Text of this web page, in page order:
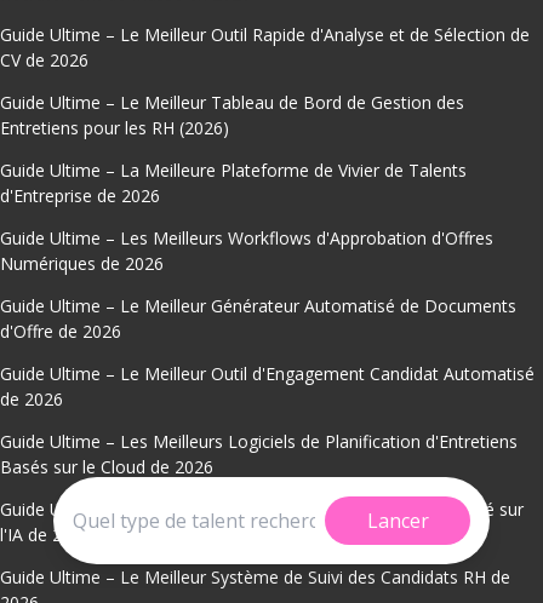
Lancer
Guide Ultime – Le Meilleur Outil Rapide d'Analyse et de Sélection de
CV de 2026
Guide Ultime – Le Meilleur Tableau de Bord de Gestion des
Entretiens pour les RH (2026)
Guide Ultime – La Meilleure Plateforme de Vivier de Talents
d'Entreprise de 2026
Guide Ultime – Les Meilleurs Workflows d'Approbation d'Offres
Numériques de 2026
Guide Ultime – Le Meilleur Générateur Automatisé de Documents
d'Offre de 2026
Guide Ultime – Le Meilleur Outil d'Engagement Candidat Automatisé
de 2026
Guide Ultime – Les Meilleurs Logiciels de Planification d'Entretiens
Basés sur le Cloud de 2026
Guide Ultime – Le Meilleur Système de Classement de CV Basé sur
l'IA de 2026
Guide Ultime – Le Meilleur Système de Suivi des Candidats RH de